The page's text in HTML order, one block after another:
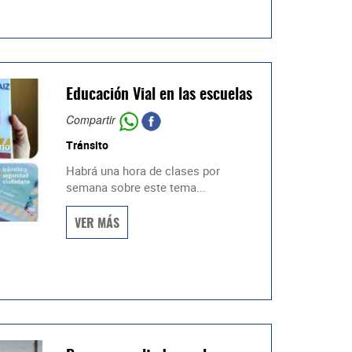
Educación Vial en las escuelas
Compartir
Tránsito
Habrá una hora de clases por
semana sobre este tema...
VER MÁS